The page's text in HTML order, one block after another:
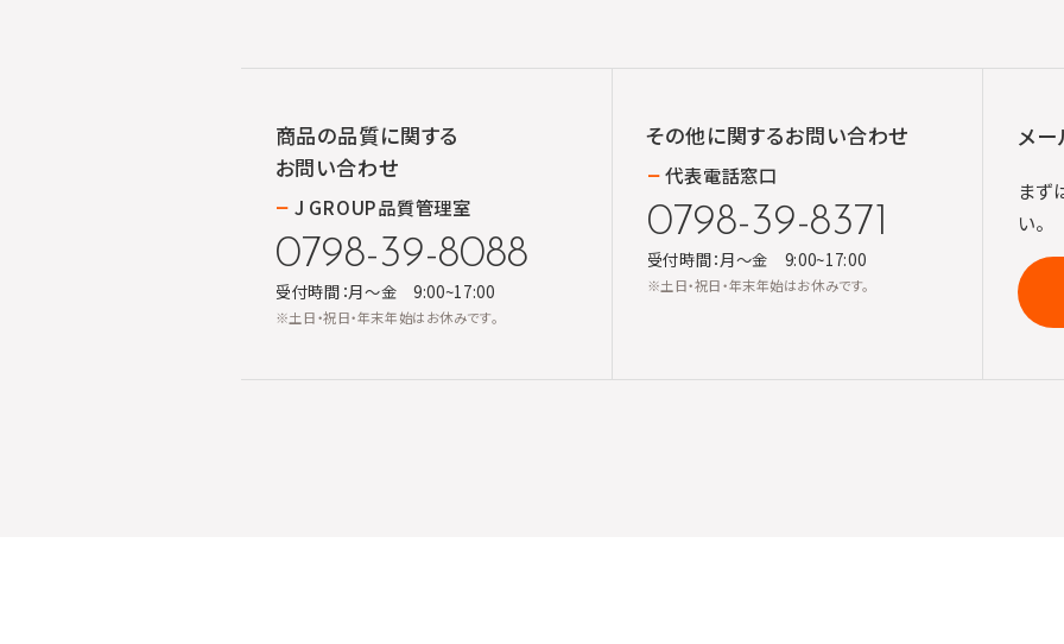
メ
まず
い。
商品の品質に関する
お問い合わせ
J GROUP品質管理室
0798-39-8088
受付時間：月～金 9:00~17:00
※土日・祝日・年末年始はお休みです。
その他に関するお問い合わせ
代表電話窓口
0798-39-8371
受付時間：月～金 9:00~17:00
※土日・祝日・年末年始はお休みです。